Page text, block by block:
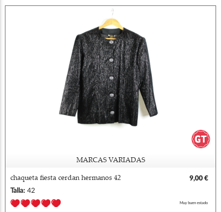
MARCAS VARIADAS
chaqueta fiesta cerdan hermanos 42
9,00 €
Talla: 42
Muy buen estado